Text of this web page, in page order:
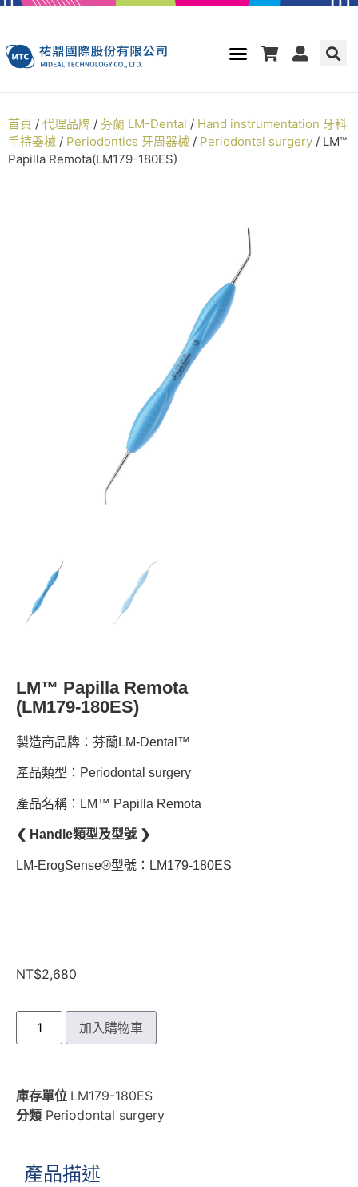
首頁 / 代理品牌 / 芬蘭 LM-Dental / Hand instrumentation 牙科
手持器械 / Periodontics 牙周器械 / Periodontal surgery / LM™
Papilla Remota(LM179-180ES)
LM™ Papilla Remota
(LM179-180ES)
製造商品牌：芬蘭LM-Dental™
產品類型：Periodontal surgery
產品名稱：LM™ Papilla Remota
❮ Handle類型及型號 ❯
LM-ErogSense®型號：LM179-180ES
NT$2,680
加入購物車
庫存單位 LM179-180ES
分類 Periodontal surgery
產品描述